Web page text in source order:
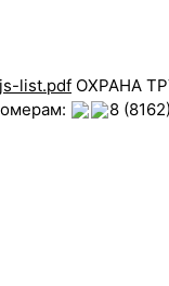
list.pdf ОХРАНА
8